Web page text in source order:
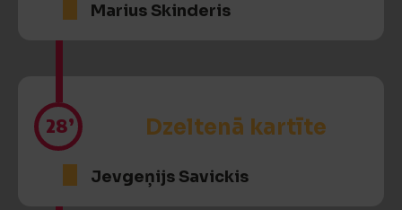
Marius Skinderis
28’ Dzeltenā kartīte
Jevgeņijs Savickis